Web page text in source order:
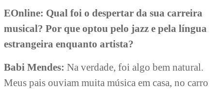
EOnline: Qual foi o despertar da sua carreira
musical? Por que optou pelo jazz e pela língua
estrangeira enquanto artista?
Babi Mendes: Na verdade, foi algo bem natural.
Meus pais ouviam muita música em casa, no carro